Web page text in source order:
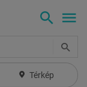
Térkép